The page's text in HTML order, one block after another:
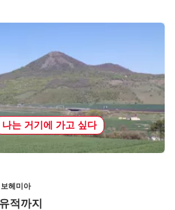
나는 거기에 가고 싶다
헤미아
적까지